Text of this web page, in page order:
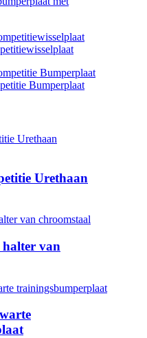
Bumperplaat
Urethaan
van